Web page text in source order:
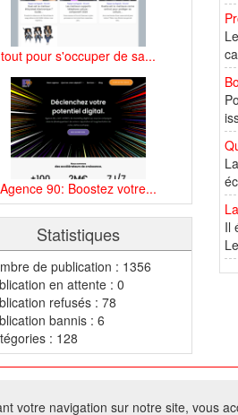
tout pour s'occuper de sa...
Agence 90: Boostez votre...
Statistiques
de publication : 1356
en attente : 0
refusés : 78
bannis : 6
: 128
Il
Tous droits
votre navigation sur notre site, vous